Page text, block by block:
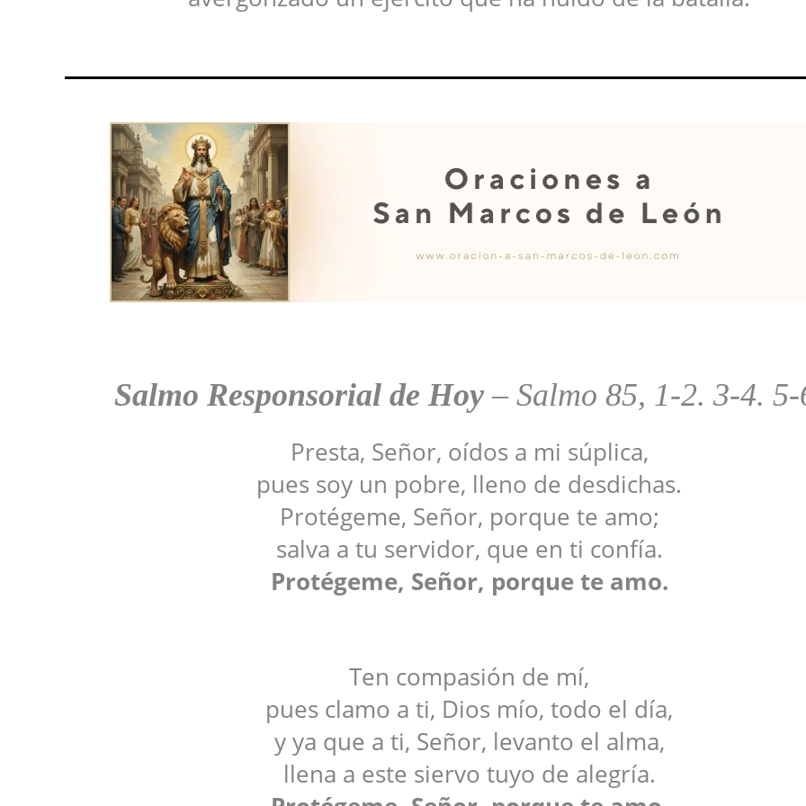
Salmo Responsorial de Hoy – Salmo 85, 1-2. 3-4.
Presta, Señor, oídos a mi súplica,
pues soy un pobre, lleno de desdichas.
Protégeme, Señor, porque te amo;
salva a tu servidor, que en ti confía.
Protégeme, Señor, porque te amo.
Ten compasión de mí,
pues clamo a ti, Dios mío, todo el día,
y ya que a ti, Señor, levanto el alma,
llena a este siervo tuyo de alegría.